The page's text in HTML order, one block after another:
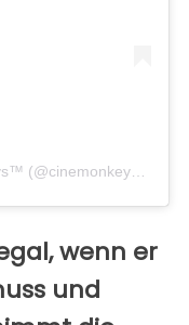
Un post condiviso da Cinema Monkeys™ (@cinemonkeys)
wenn er
und